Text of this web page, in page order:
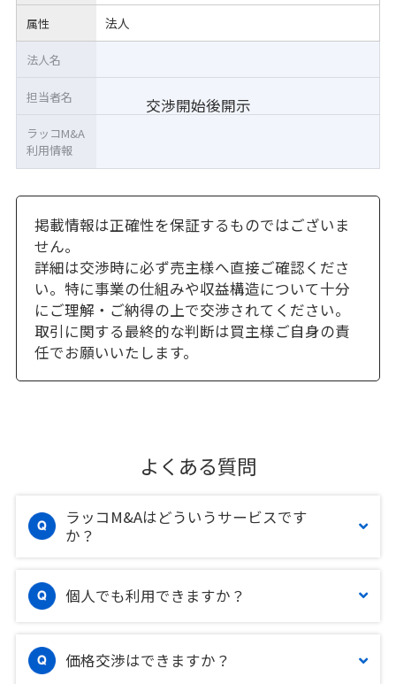
属性 法人
交渉開始後開示
法人名
担当者名
ラッコM&A
利用情報
掲載情報は正確性を保証するものではございま
せん。
詳細は交渉時に必ず売主様へ直接ご確認くださ
い。特に事業の仕組みや収益構造について十分
にご理解・ご納得の上で交渉されてください。
取引に関する最終的な判断は買主様ご自身の責
任でお願いいたします。
よくある質問
ラッコM&Aはどういうサービスです
か？
個人でも利用できますか？
価格交渉はできますか？